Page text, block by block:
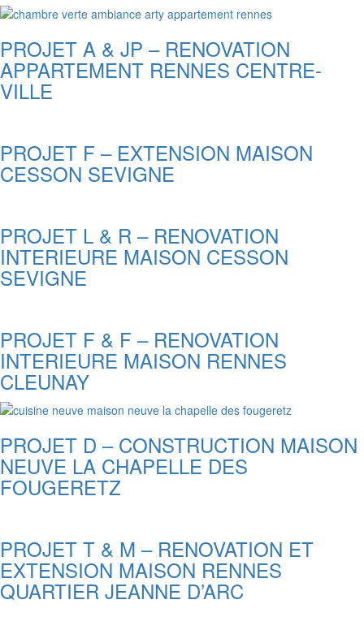
PROJET A & JP – RENOVATION
APPARTEMENT RENNES CENTRE-
VILLE
PROJET F – EXTENSION MAISON
CESSON SEVIGNE
PROJET L & R – RENOVATION
INTERIEURE MAISON CESSON
SEVIGNE
PROJET F & F – RENOVATION
INTERIEURE MAISON RENNES
CLEUNAY
PROJET D – CONSTRUCTION MAISON
NEUVE LA CHAPELLE DES
FOUGERETZ
PROJET T & M – RENOVATION ET
EXTENSION MAISON RENNES
QUARTIER JEANNE D’ARC